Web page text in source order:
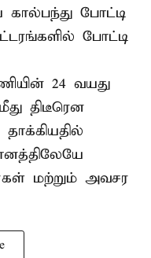
போட்டி
போட்டி
24 வயது
திடீரென
மற்றும் அவசர